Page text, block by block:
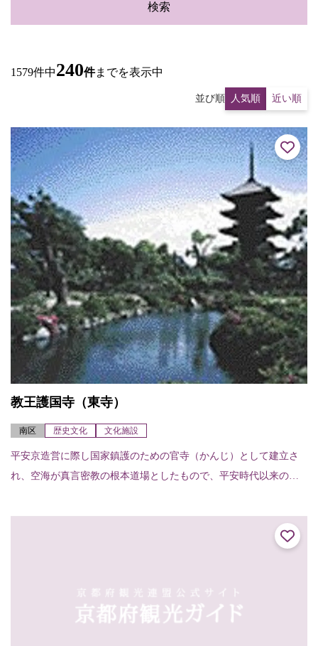
検索
1579件中240件までを表示中
並び順 人気順 近い順
教王護国寺（東寺）
南区 歴史文化 文化施設
平安京造営に際し国家鎮護のための官寺（かんじ）として建立さ
れ、空海が真言密教の根本道場としたもので、平安時代以来の寺
講堂には大日如来...